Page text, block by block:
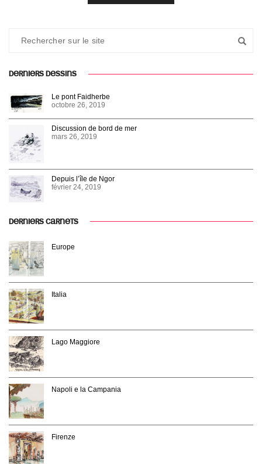
DERNIERS DESSINS
Le pont Faidherbe
octobre 26, 2019
Discussion de bord de mer
mars 26, 2019
Depuis l’île de Ngor
février 24, 2019
DERNIERS CARNETS
Europe
Italia
Lago Maggiore
Napoli e la Campania
Firenze